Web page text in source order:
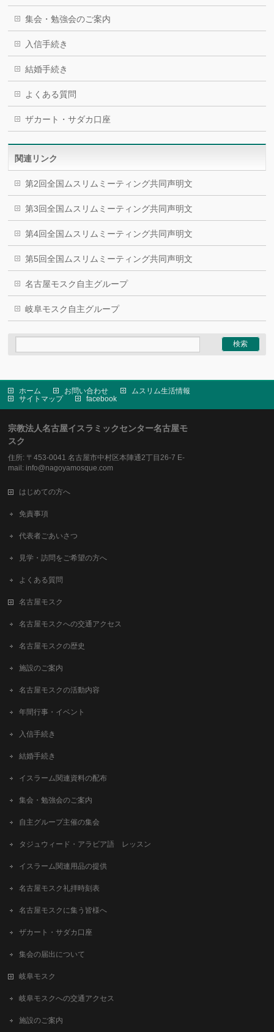
集会・勉強会のご案内
入信手続き
結婚手続き
よくある質問
ザカート・サダカ口座
関連リンク
第2回全国ムスリムミーティング共同声明文
第3回全国ムスリムミーティング共同声明文
第4回全国ムスリムミーティング共同声明文
第5回全国ムスリムミーティング共同声明文
名古屋モスク自主グループ
岐阜モスク自主グループ
ホーム お問い合わせ
ムスリム生活情報
サイトマップ
facebook
宗教法人名古屋イスラミックセンター名古屋モ
スク
住所: 〒453-0041 名古屋市中村区本陣通2丁目26-7 E-
mail: info@nagoyamosque.com
はじめての方へ
免責事項
代表者ごあいさつ
見学・訪問をご希望の方へ
よくある質問
名古屋モスク
名古屋モスクへの交通アクセス
名古屋モスクの歴史
施設のご案内
名古屋モスクの活動内容
年間行事・イベント
入信手続き
結婚手続き
イスラーム関連資料の配布
集会・勉強会のご案内
自主グループ主催の集会
タジュウィード・アラビア語 レッスン
イスラーム関連用品の提供
名古屋モスク礼拝時刻表
名古屋モスクに集う皆様へ
ザカート・サダカ口座
集会の届出について
岐阜モスク
岐阜モスクへの交通アクセス
施設のご案内